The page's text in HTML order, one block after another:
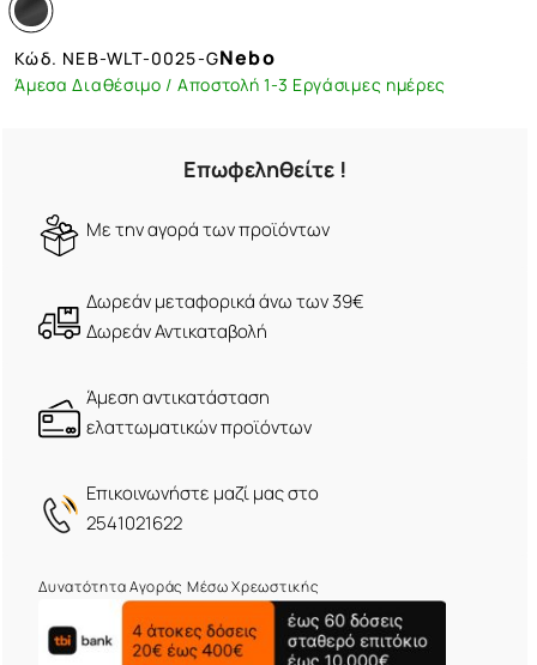
Κώδ. NEB-WLT-0025-GNebo
Άμεσα Διαθέσιμο / Αποστολή 1-3 Εργάσιμες ημέρες
Επωφεληθείτε !
Mε την αγορά των προϊόντων
Δωρεάν μεταφορικά άνω των 39€
Δωρεάν Αντικαταβολή
Άμεση αντικατάσταση
ελαττωματικών προϊόντων
Eπικοινωνήστε μαζί μας στο
2541021622
Δυνατότητα Αγοράς Μέσω Χρεωστικής